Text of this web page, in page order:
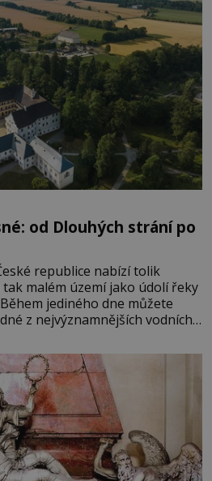
od Dlouhých strání po
republice nabízí tolik
malém území jako údolí řeky
jediného dne můžete
z nejvýznamnějších vodních
poznáváním památek ve
termálním